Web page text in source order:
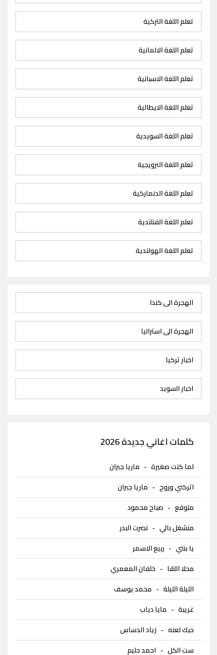
تعلم اللغة التركية
تعلم اللغة الالمانية
تعلم اللغة الاسبانية
تعلم اللغة الايطالية
تعلم اللغة السويدية
تعلم اللغة النرويجية
تعلم اللغة الدنماركية
تعلم اللغة الفنلندية
تعلم اللغة الهولندية
الهجرة الى كندا
الهجرة الى استراليا
اخبار تركيا
اخبار السويد
كلمات اغاني جديدة 2026
لما كنت صغيرة - ماريا جبران
اتركني وروح - ماريا جبران
متوقع - صباح محمود
منشغل بالي - نصرت البدر
يا بنتي - ربيع الاسمر
محلا اللقا - خلفان المعمري
الليلة الليلة - محمد يوسف
غريبة - مايا دياب
حبك لعنه - زياد الدساس
ست الكل - احمد حليم